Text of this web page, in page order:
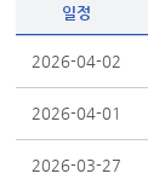
일정
2026-04-02
2026-04-01
2026-03-27